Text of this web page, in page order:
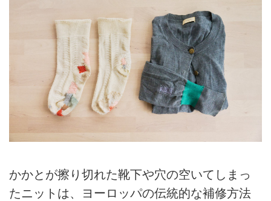
かかとが擦り切れた靴下や穴の空いてしまっ
たニットは、ヨーロッパの伝統的な補修方法